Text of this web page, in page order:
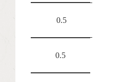
0.5
0.5